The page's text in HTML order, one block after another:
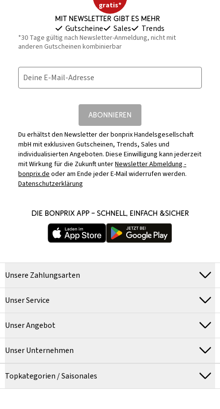
gratis*
Mit Newsletter gibt es mehr
Gutscheine Sales Trends
*30 Tage gültig nach Newsletter-Anmeldung, nicht mit
anderen Gutscheinen kombinierbar
Deine E-Mail-Adresse
ABONNIEREN
Du erhältst den Newsletter der bonprix Handelsgesellschaft
mbH mit exklusiven Gutscheinen, Trends, Sales und
individualisierten Angeboten. Diese Einwilligung kann jederzeit
mit Wirkung für die Zukunft unterNewsletter Abmeldung -
bonprix.deoder am Ende jeder E-Mail widerrufen werden.
Datenschutzerklärung
DIE BONPRIX APP – SCHNELL, EINFACH &SICHER
Unsere Zahlungsarten
Unser Service
Unser Angebot
Unser Unternehmen
Topkategorien / Saisonales